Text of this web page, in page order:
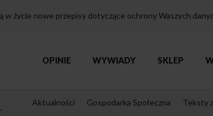
w życie nowe przepisy dotyczące ochrony Waszych
OPINIE WYWIADY SKLEP
Aktualności Gospodarka Społeczna Teksty